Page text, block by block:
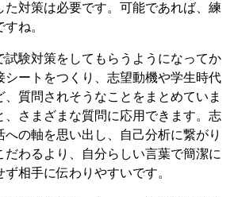
た対策は必要です。可能であれば、練
ね。
試験対策をしてもらうようになってか
シートをつくり、志望動機や学生時代
、質問されそうなことをまとめていま
、さまざまな質問に応用できます。志
の軸を思い出し、自己分析に繋がり
だわるより、自分らしい言葉で簡潔に
相手に伝わりやすいです。